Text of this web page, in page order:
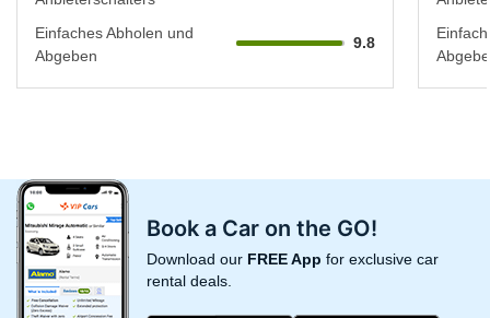
Einfaches Abholen und
Abgeben
9.8
Book a Car on the GO!
Download our FREE App for exclusive car
rental deals.